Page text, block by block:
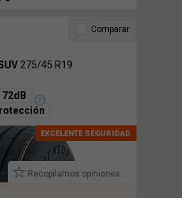
275/45 R19
72dB
Recopilamos opiniones.
Comparar